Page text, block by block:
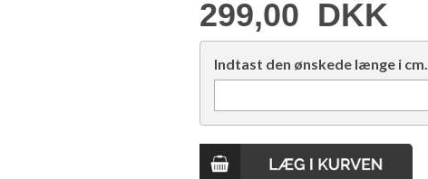
299,00 DKK
Indtast den ønskede længe i cm.